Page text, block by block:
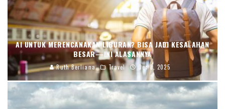
AI UNTUK MERENCANAKAN LIBURAN? BISA JADI KESALAHAN
BESAR—INI ALASANNYA
Ruth Berliana Travel Dec 8, 2025